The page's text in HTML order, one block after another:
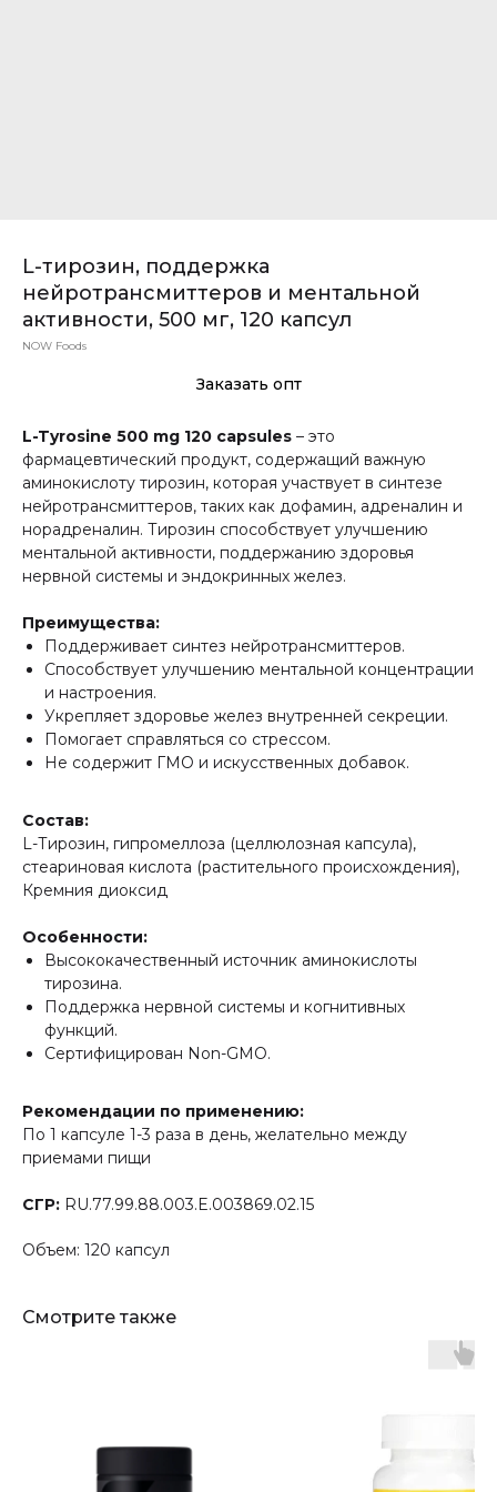
L-тирозин, поддержка
нейротрансмиттеров и ментальной
активности, 500 мг, 120 капсул
NOW Foods
Заказать опт
L-Tyrosine 500 mg 120 capsules – это
фармацевтический продукт, содержащий важную
аминокислоту тирозин, которая участвует в синтезе
нейротрансмиттеров, таких как дофамин, адреналин и
норадреналин. Тирозин способствует улучшению
ментальной активности, поддержанию здоровья
нервной системы и эндокринных желез.
Преимущества:
Поддерживает синтез нейротрансмиттеров.
Способствует улучшению ментальной концентрации
и настроения.
Укрепляет здоровье желез внутренней секреции.
Помогает справляться со стрессом.
Не содержит ГМО и искусственных добавок.
Состав:
L-Тирозин, гипромеллоза (целлюлозная капсула),
стеариновая кислота (растительного происхождения),
Кремния диоксид
Особенности:
Высококачественный источник аминокислоты
тирозина.
Поддержка нервной системы и когнитивных
функций.
Сертифицирован Non-GMO.
Рекомендации по применению:
По 1 капсуле 1-3 раза в день, желательно между
приемами пищи
СГР: RU.77.99.88.003.E.003869.02.15
Объем: 120 капсул
Смотрите также
Открываем новые